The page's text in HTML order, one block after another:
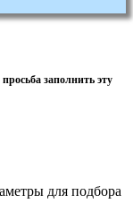
заполнить эту
для подбора